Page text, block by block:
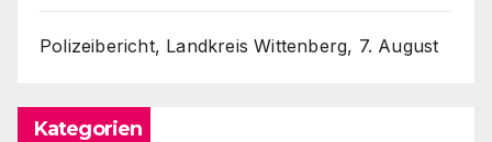
Polizeibericht, Landkreis Wittenberg, 7. August
Kategorien